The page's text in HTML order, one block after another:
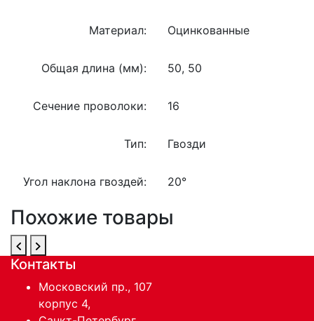
Материал: Оцинкованные
Общая длина (мм): 50, 50
Сечение проволоки: 16
Тип: Гвозди
Угол наклона гвоздей: 20°
Похожие товары
Контакты
Московский пр., 107
корпус 4,